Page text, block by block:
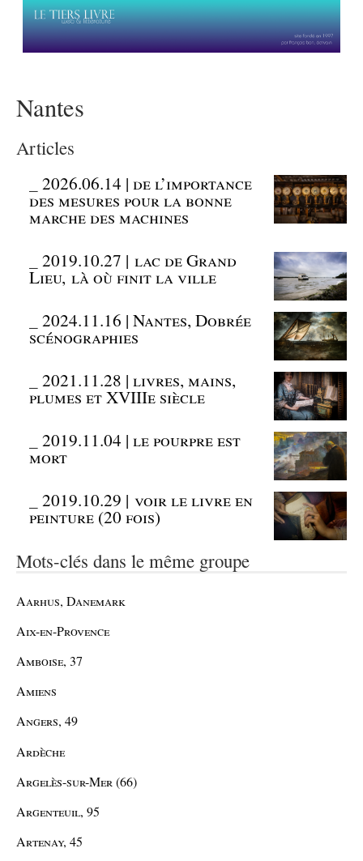
Nantes
Articles
_2026.06.14 | de l’importance
des mesures pour la bonne
marche des machines
_2019.10.27 | lac de Grand
Lieu, là où finit la ville
_2024.11.16 | Nantes, Dobrée
scénographies
_2021.11.28 | livres, mains,
plumes et XVIIIe siècle
_2019.11.04 | le pourpre est
mort
_2019.10.29 | voir le livre en
peinture (20 fois)
Mots-clés dans le même groupe
Aarhus, Danemark
Aix-en-Provence
Amboise, 37
Amiens
Angers, 49
Ardèche
Argelès-sur-Mer (66)
Argenteuil, 95
Artenay, 45